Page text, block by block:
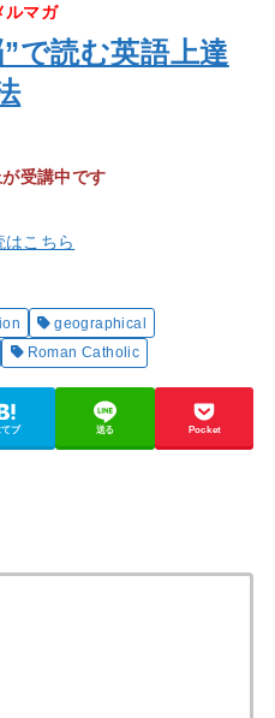
ルマガ
で読む英語上達
受講中です
はこちら
geographical
Roman Catholic
てブ 送る Pocket